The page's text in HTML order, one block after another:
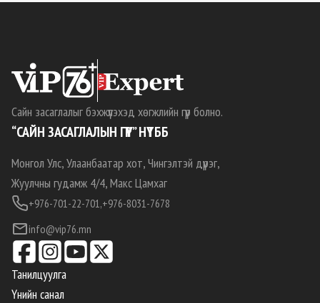
Сайн засаглалыг бэхжүүлэхэд хөгжлийн гүүр болно.
“САЙН ЗАСАГЛАЛЫН ГҮҮР” НҮТББ
Монгол Улс, Улаанбаатар хот, Чингэлтэй дүүрэг,
Жуулчны гудамж 4/4, Макс Цамхаг
+976-701-22-701,+976-8031-7678
info@vip76.mn
Танилцуулга
Үнийн санал